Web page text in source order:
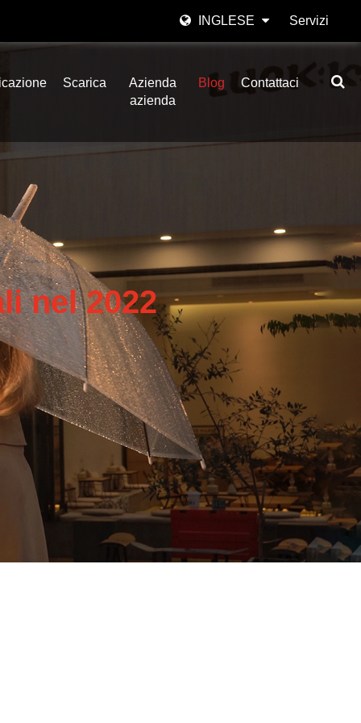
Servizi
INGLESE
日本語
العربية
Scarica
Azienda
azienda
Blog Contattaci
nel 2022